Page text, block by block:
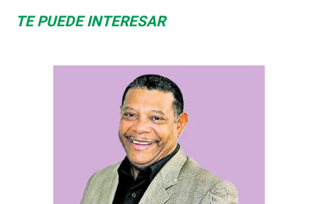
TE PUEDE INTERESAR